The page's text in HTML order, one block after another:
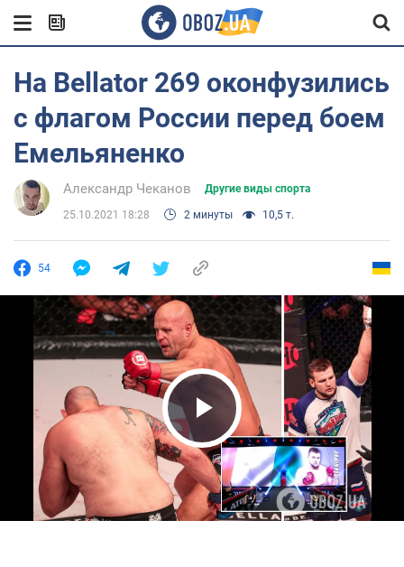
На Bellator 269 оконфузились
с флагом России перед боем
Емельяненко
Александр Чеканов Другие виды спорта
25.10.2021 18:28 2 минуты 10,5 т.
54
Play Video